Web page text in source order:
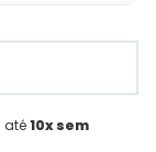
até10x sem